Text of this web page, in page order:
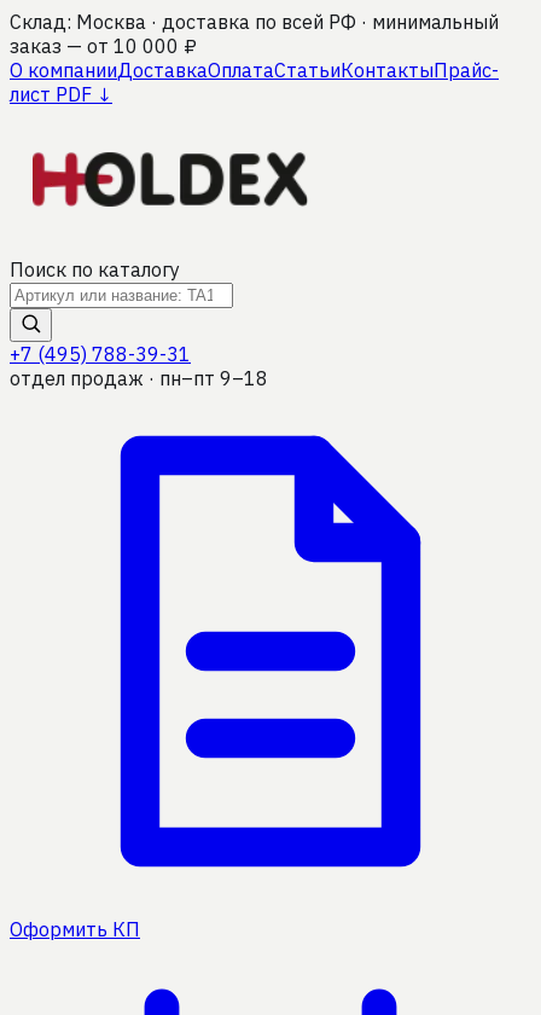
Склад: Москва · доставка по всей РФ · минимальный
заказ — от 10 000 ₽
О компанииДоставкаОплатаСтатьиКонтактыПрайс-
лист PDF ↓
Поиск по каталогу
+7 (495) 788-39-31
отдел продаж · пн–пт 9–18
Оформить КП